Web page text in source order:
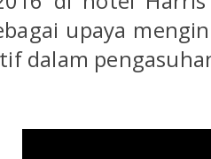
upaya
dalam